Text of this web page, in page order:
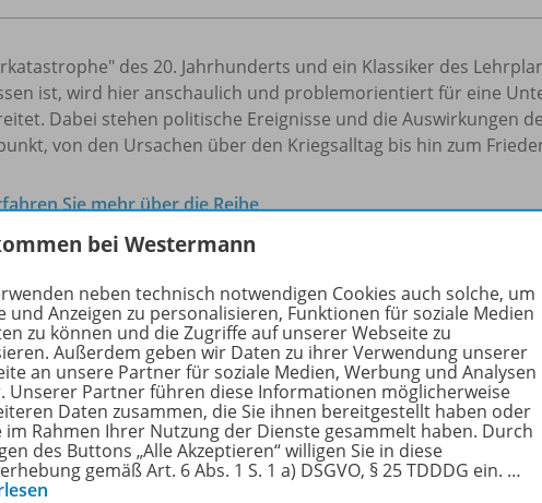
des 20. Jahrhunderts und ein Klassiker des
ist, wird hier anschaulich und problemorientiert für eine
Dabei stehen politische Ereignisse und die Auswirkungen
von den Ursachen über den Kriegsalltag bis hin zum
Sie mehr über die Reihe
Der Erste Weltkrieg
Globale Epochenwende am Beginn
bei Westermann
neben technisch notwendigen Cookies auch solche, um
und Anzeigen zu personalisieren, Funktionen für soziale Medien
zu können und die Zugriffe auf unserer Webseite zu
Außerdem geben wir Daten zu ihrer Verwendung unserer
an unsere Partner für soziale Medien, Werbung und Analysen
Unserer Partner führen diese Informationen möglicherweise
Daten zusammen, die Sie ihnen bereitgestellt haben oder
im Rahmen Ihrer Nutzung der Dienste gesammelt haben. Durch
des Buttons „Alle Akzeptieren“ willigen Sie in diese
gemäß Art. 6 Abs. 1 S. 1 a) DSGVO, § 25 TDDDG ein. …